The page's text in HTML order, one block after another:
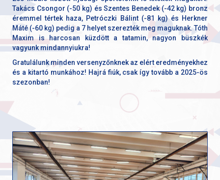
Takács Csongor (-50 kg) és Szentes Benedek (-42 kg) bronz
éremmel tértek haza, Petróczki Bálint (-81 kg) és Herkner
Máté (-60 kg) pedig a 7 helyet szerezték meg maguknak. Tóth
Maxim is harcosan küzdött a tatamin, nagyon büszkék
vagyunk mindannyiukra!
Gratulálunk minden versenyzőnknek az elért eredményekhez
és a kitartó munkához! Hajrá fiúk, csak így tovább a 2025-ös
szezonban!